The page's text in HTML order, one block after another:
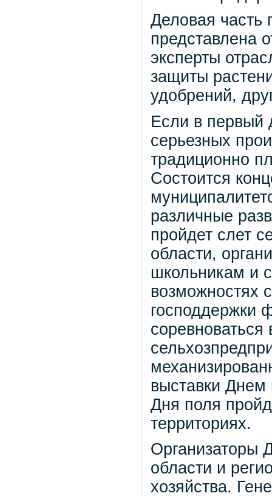
Деловая часть
представлена
эксперты
защиты
удобрений,
Если в первый
серьезных
традиционно
Состоится
различные
пройдет слет
области,
школьникам и
возможностях
господдержки
выставки
Дня поля
территориях.
Организаторы
области и
хозяйства.